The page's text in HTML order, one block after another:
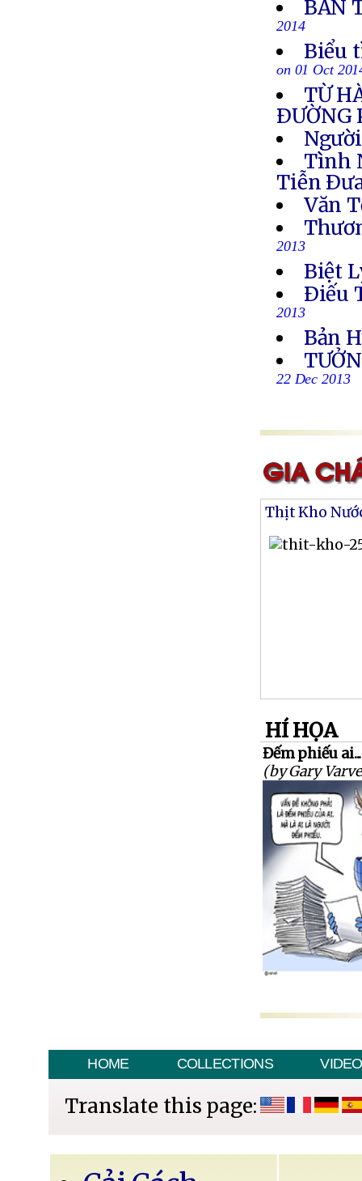
BẢN
2014
Biểu
on 01 Oct
TỪ
ÐƯỜNG
Tình
Tiễn
Văn
2013
Biệt
Ðiếu
2013
Bản
22 Dec 2013
Thịt Kho
HÍ HỌA
Đếm phiếu
(by Gary
HOME COLLECTIONS VIDEO
Translate this page: